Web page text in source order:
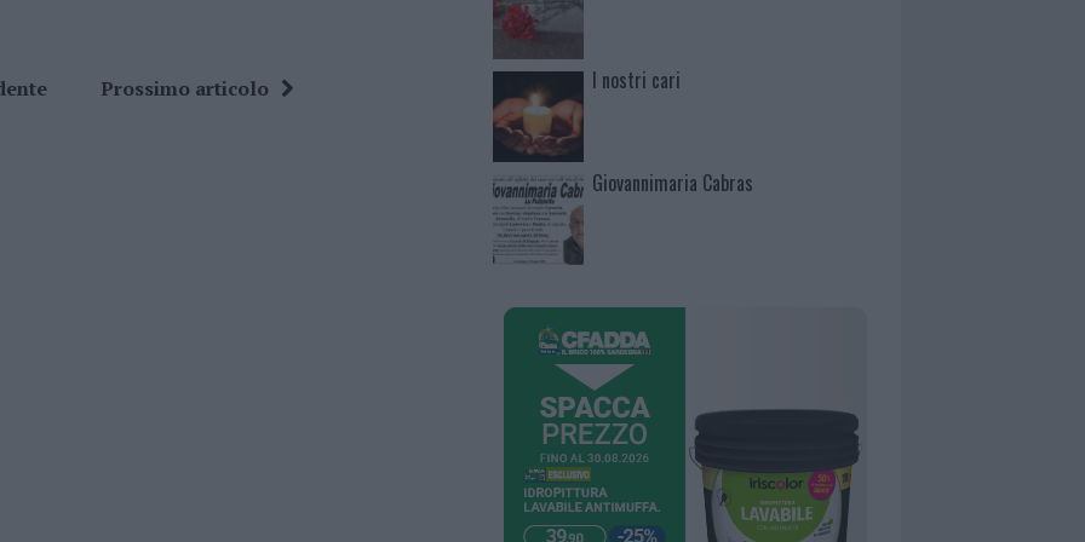
Prossimo articolo I nostri cari
Giovannimaria Cabras